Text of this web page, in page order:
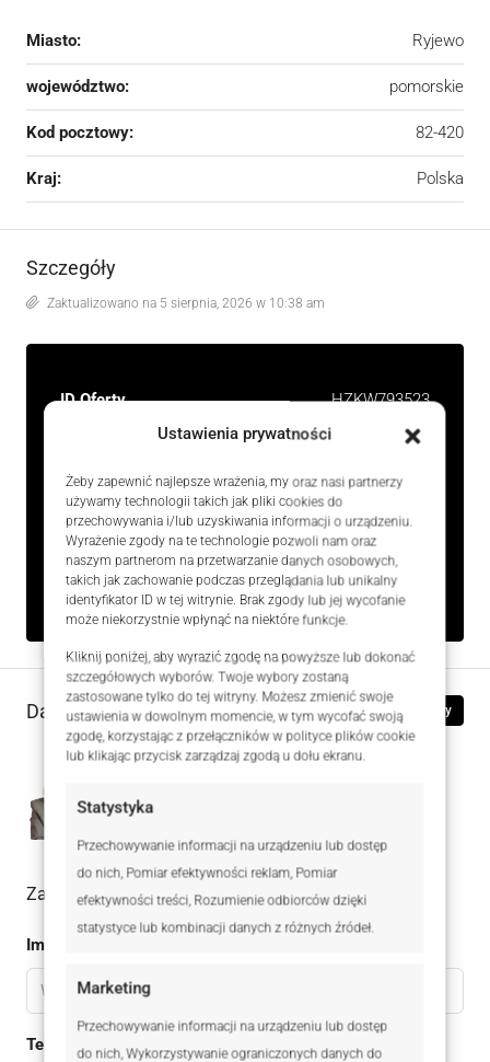
Ustawienia prywatności
Żeby zapewnić najlepsze wrażenia, my oraz nasi partnerzy
używamy technologii takich jak pliki cookies do
przechowywania i/lub uzyskiwania informacji o urządzeniu.
Wyrażenie zgody na te technologie pozwoli nam oraz
naszym partnerom na przetwarzanie danych osobowych,
takich jak zachowanie podczas przeglądania lub unikalny
identyfikator ID w tej witrynie. Brak zgody lub jej wycofanie
może niekorzystnie wpłynąć na niektóre funkcje.
Kliknij poniżej, aby wyrazić zgodę na powyższe lub dokonać
szczegółowych wyborów. Twoje wybory zostaną
zastosowane tylko do tej witryny. Możesz zmienić swoje
ustawienia w dowolnym momencie, w tym wycofać swoją
zgodę, korzystając z przełączników w polityce plików cookie
lub klikając przycisk zarządzaj zgodą u dołu ekranu.
Statystyka
Przechowywanie informacji na urządzeniu lub dostęp
do nich, Pomiar efektywności reklam, Pomiar
efektywności treści, Rozumienie odbiorców dzięki
statystyce lub kombinacji danych z różnych źródeł.
Marketing
Przechowywanie informacji na urządzeniu lub dostęp
do nich, Wykorzystywanie ograniczonych danych do
Miasto: Ryjewo
województwo: pomorskie
Kod pocztowy: 82-420
Kraj: Polska
Szczegóły
Zaktualizowano na 5 sierpnia, 2026 w 10:38 am
ID Oferty HZKW793523
189 000 zł
Rozmiar 2000.00 m²
Typ
Rodzaj Na sprzedaż
Dane kontaktowe Zobacz oferty
+48606754410
Zadaj pytanie do oferty
Imię
Telefon